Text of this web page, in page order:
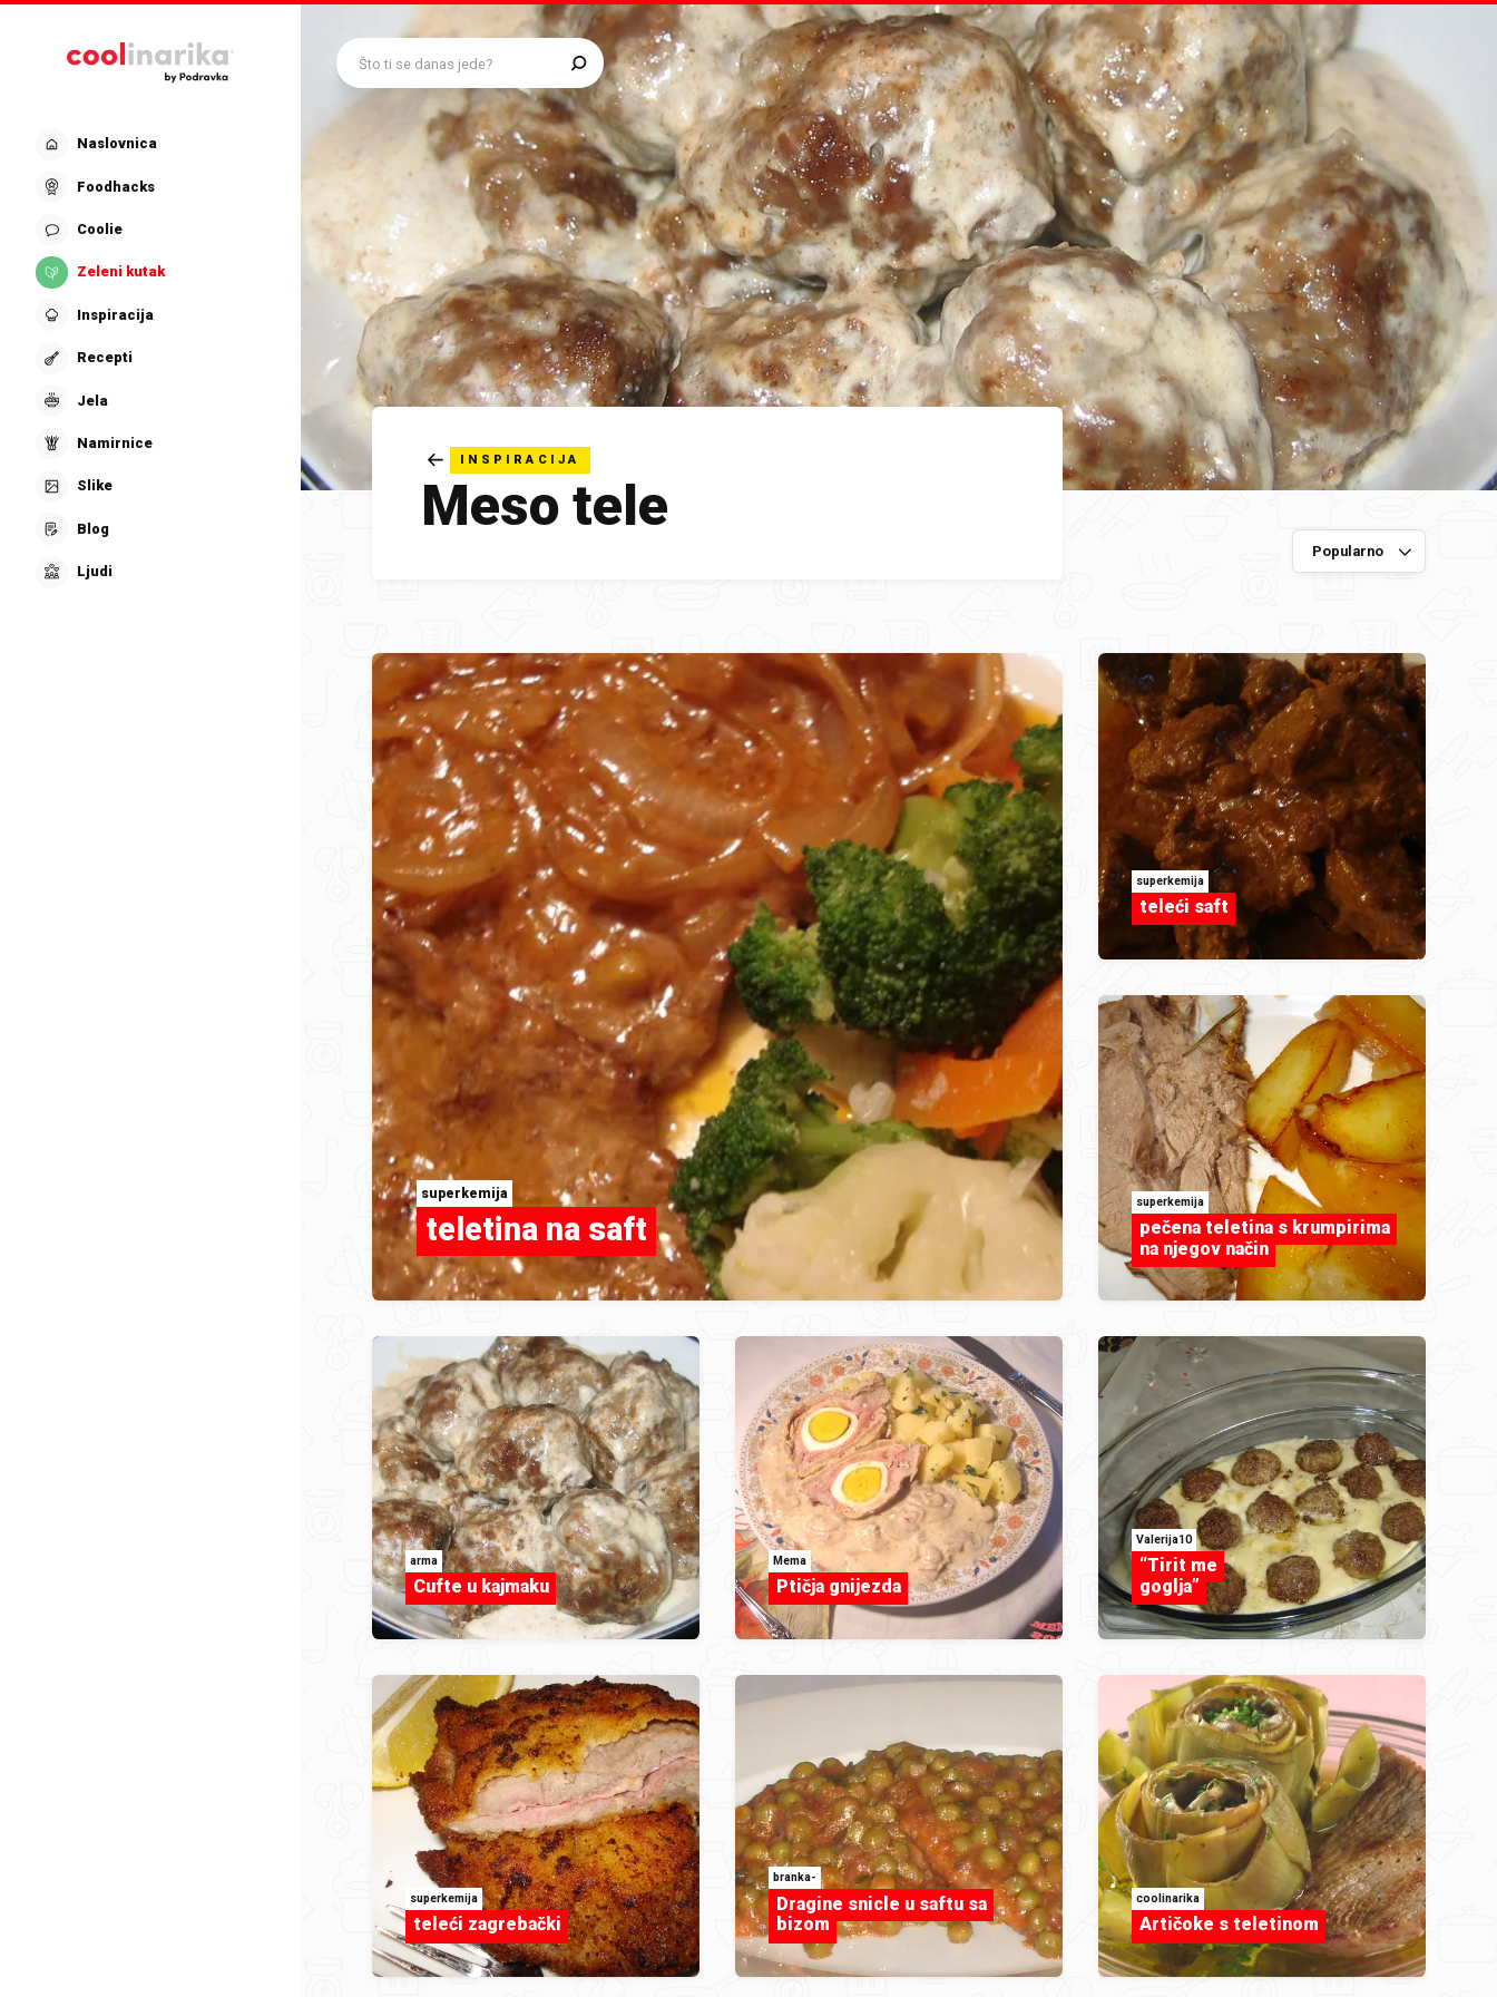
Naslovnica
Foodhacks
Coolie
Zeleni kutak
Inspiracija
Recepti
Jela
Namirnice
Slike
Blog
Ljudi
INSPIRACIJA
Meso tele
superkemija
teletina na saft
superkemija
teleći saft
superkemija
pečena teletina s krumpirima
na njegov način
arma
Cufte u kajmaku
Mema
Ptičja gnijezda
Valerija10
“Tirit me
goglja”
superkemija
teleći zagrebački
branka-
Dragine snicle u saftu sa
bizom
coolinarika
Artičoke s teletinom
Što ti se danas jede?